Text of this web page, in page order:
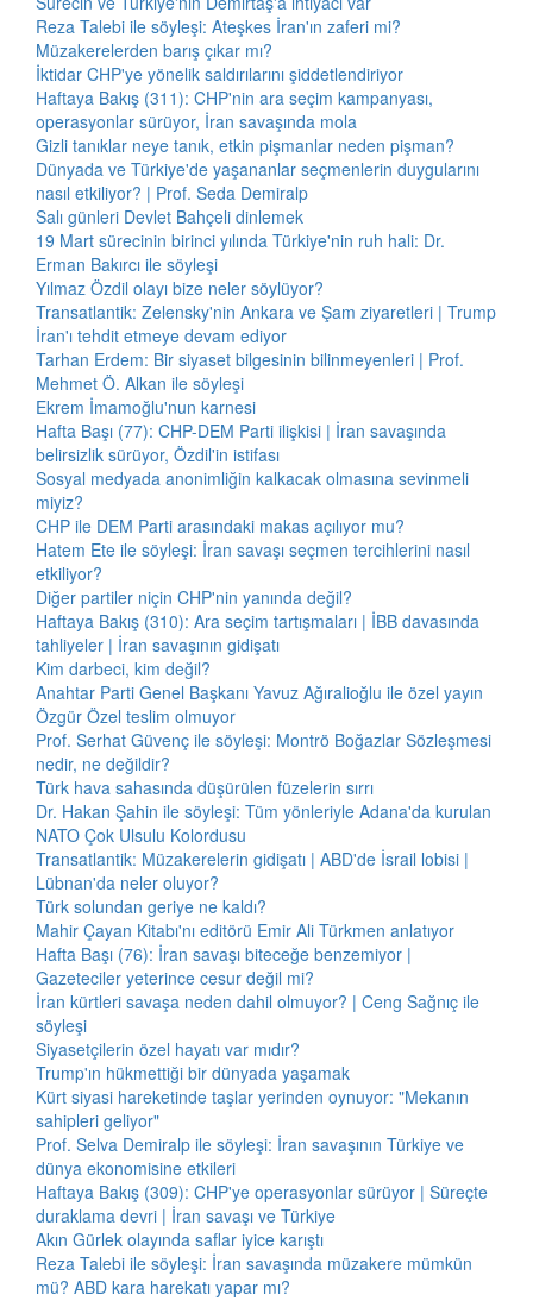
Reza Talebi ile söyleşi: Ateşkes İran'ın zaferi mi?
Müzakerelerden barış çıkar mı?
İktidar CHP'ye yönelik saldırılarını şiddetlendiriyor
Haftaya Bakış (311): CHP'nin ara seçim kampanyası,
operasyonlar sürüyor, İran savaşında mola
Gizli tanıklar neye tanık, etkin pişmanlar neden pişman?
Dünyada ve Türkiye'de yaşananlar seçmenlerin duygularını
nasıl etkiliyor? | Prof. Seda Demiralp
Salı günleri Devlet Bahçeli dinlemek
19 Mart sürecinin birinci yılında Türkiye'nin ruh hali: Dr.
Erman Bakırcı ile söyleşi
Yılmaz Özdil olayı bize neler söylüyor?
Transatlantik: Zelensky'nin Ankara ve Şam ziyaretleri | Trump
İran'ı tehdit etmeye devam ediyor
Tarhan Erdem: Bir siyaset bilgesinin bilinmeyenleri | Prof.
Mehmet Ö. Alkan ile söyleşi
Ekrem İmamoğlu'nun karnesi
Hafta Başı (77): CHP-DEM Parti ilişkisi | İran savaşında
belirsizlik sürüyor, Özdil'in istifası
Sosyal medyada anonimliğin kalkacak olmasına sevinmeli
miyiz?
CHP ile DEM Parti arasındaki makas açılıyor mu?
Hatem Ete ile söyleşi: İran savaşı seçmen tercihlerini nasıl
etkiliyor?
Diğer partiler niçin CHP'nin yanında değil?
Haftaya Bakış (310): Ara seçim tartışmaları | İBB davasında
tahliyeler | İran savaşının gidişatı
Kim darbeci, kim değil?
Anahtar Parti Genel Başkanı Yavuz Ağıralioğlu ile özel yayın
Özgür Özel teslim olmuyor
Prof. Serhat Güvenç ile söyleşi: Montrö Boğazlar Sözleşmesi
nedir, ne değildir?
Türk hava sahasında düşürülen füzelerin sırrı
Dr. Hakan Şahin ile söyleşi: Tüm yönleriyle Adana'da kurulan
NATO Çok Ulsulu Kolordusu
Transatlantik: Müzakerelerin gidişatı | ABD'de İsrail lobisi |
Lübnan'da neler oluyor?
Türk solundan geriye ne kaldı?
Mahir Çayan Kitabı'nı editörü Emir Ali Türkmen anlatıyor
Hafta Başı (76): İran savaşı biteceğe benzemiyor |
Gazeteciler yeterince cesur değil mi?
İran kürtleri savaşa neden dahil olmuyor? | Ceng Sağnıç ile
söyleşi
Siyasetçilerin özel hayatı var mıdır?
Trump'ın hükmettiği bir dünyada yaşamak
Kürt siyasi hareketinde taşlar yerinden oynuyor: "Mekanın
sahipleri geliyor"
Prof. Selva Demiralp ile söyleşi: İran savaşının Türkiye ve
dünya ekonomisine etkileri
Haftaya Bakış (309): CHP'ye operasyonlar sürüyor | Süreçte
duraklama devri | İran savaşı ve Türkiye
Akın Gürlek olayında saflar iyice karıştı
Reza Talebi ile söyleşi: İran savaşında müzakere mümkün
mü? ABD kara harekatı yapar mı?